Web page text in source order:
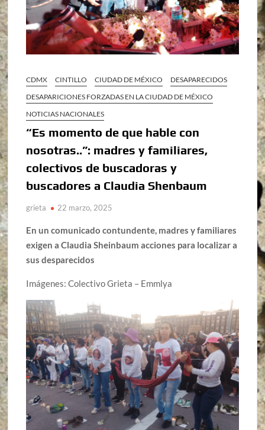
CDMX CINTILLO CIUDAD DE MÉXICO
DESAPARECIDOS
DESAPARICIONES FORZADAS EN LA CIUDAD DE MÉXICO
NOTICIAS NACIONALES
“Es momento de que hable con
nosotras..”: madres y familiares,
colectivos de buscadoras y
buscadores a Claudia Shenbaum
grieta 22 marzo, 2025
En un comunicado contundente, madres y familiares
exigen a Claudia Sheinbaum acciones para localizar a
sus desparecidos
Imágenes: Colectivo Grieta – Emmlya